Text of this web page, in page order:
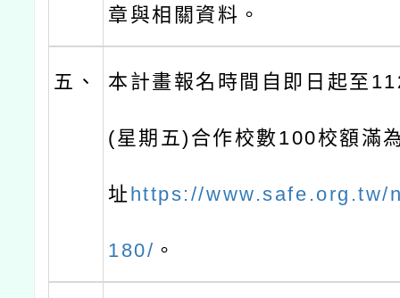
章與相關資料。
五、 本計畫報名時間自即日起至
(星期五)合作校數100校額滿
址 https://www.safe.org.tw/
180/ 。